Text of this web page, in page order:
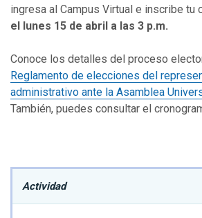
ingresa al Campus Virtual e inscribe tu
el lunes 15 de abril a las 3 p.m.
Conoce los detalles del proceso
Reglamento de elecciones del
administrativo ante la Asamblea
También, puedes consultar el
Actividad